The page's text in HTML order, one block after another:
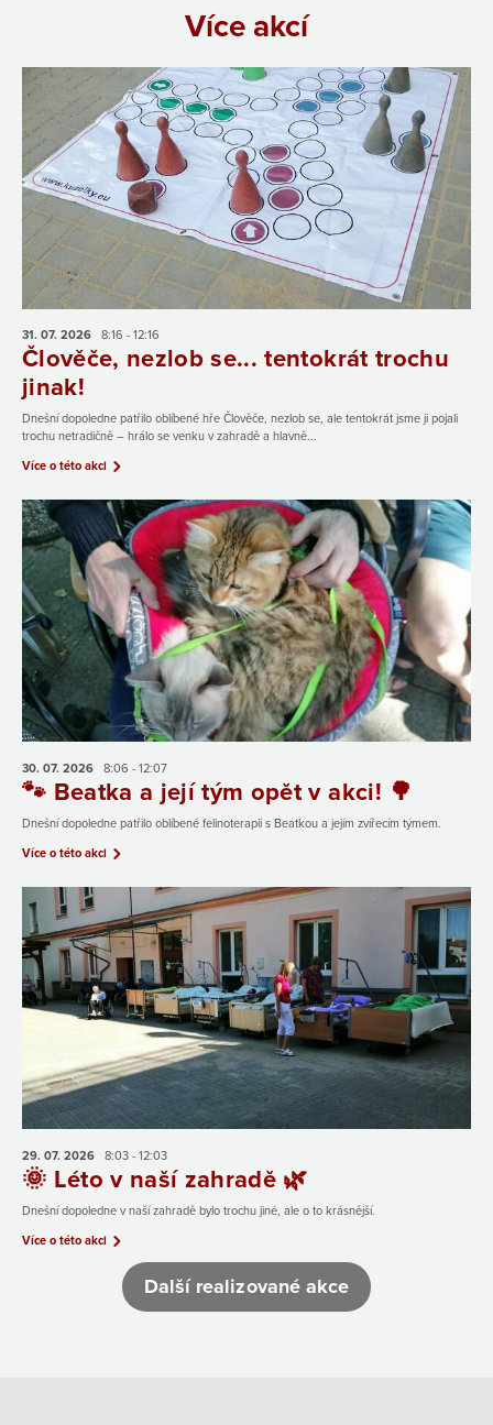
Více akcí
31. 07. 2026 8:16 - 12:16
Člověče, nezlob se... tentokrát trochu
jinak!
Dnešní dopoledne patřilo oblíbené hře Člověče, nezlob se, ale tentokrát jsme ji pojali
trochu netradičně – hrálo se venku v zahradě a hlavně...
Více o této akci
30. 07. 2026 8:06 - 12:07
🐾 Beatka a její tým opět v akci! 🌳
Dnešní dopoledne patřilo oblíbené felinoterapii s Beatkou a jejím zvířecím týmem.
Více o této akci
29. 07. 2026 8:03 - 12:03
🌞 Léto v naší zahradě 🌿
Dnešní dopoledne v naší zahradě bylo trochu jiné, ale o to krásnější.
Více o této akci
Další realizované akce